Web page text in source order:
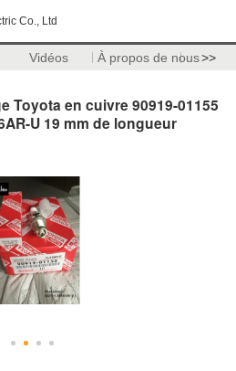
Co., Ltd
Vidéos À propos de nous>>
Toyota en cuivre 90919-01155
U 19 mm de longueur